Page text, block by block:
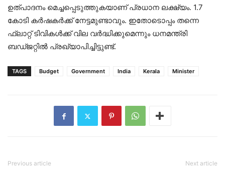
ഉത്‌പാദനം മെച്ചപ്പെടുത്തുകയാണ് പ്രധാന ലക്ഷ്യം. 1.7
കോടി കർ‌ഷകർക്ക് നേട്ടമുണ്ടാവും. ഇതോടൊപ്പം തന്നെ
ഫ്ലാറ്റ് ടിവികൾക്ക് വില വർദ്ധിക്കുമെന്നും ധനമന്ത്രി
ബഡ്ജറ്റിൽ പ്രഖ്യാപിച്ചിട്ടുണ്ട്.
TAGS Budget Government India Kerala Minister
Previous article Next article